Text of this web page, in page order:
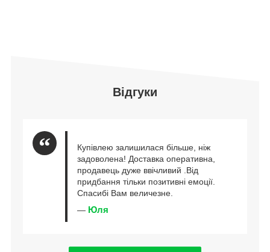
Відгуки
Купівлею залишилася більше, ніж
задоволена! Доставка оперативна,
продавець дуже ввічливий .Від
придбання тільки позитивні емоції.
Спасибі Вам величезне.
— Юля